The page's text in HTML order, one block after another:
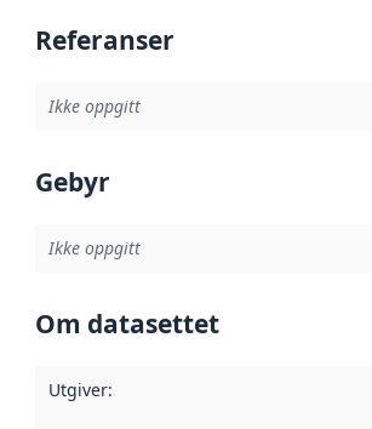
Referanser
Ikke oppgitt
Gebyr
Ikke oppgitt
Om datasettet
Utgiver: